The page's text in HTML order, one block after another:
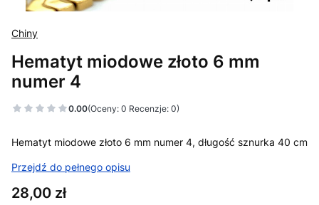
Chiny
Hematyt miodowe złoto 6 mm
numer 4
0.00(Oceny: 0 Recenzje: 0)
Hematyt miodowe złoto 6 mm numer 4, długość sznurka 40 cm
Przejdź do pełnego opisu
Cena
28,00 zł